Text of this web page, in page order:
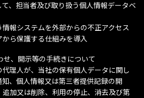
、担当者及び取り扱う個人情報データベ
報システムを外部からの不正アクセス
ら保護する仕組みを導入
せ、開示等の手続きについて
代理人が、当社の保有個人データに関し
知、個人情報又は第三者提供記録の開
加又は削除、利用の停止、消去及び第